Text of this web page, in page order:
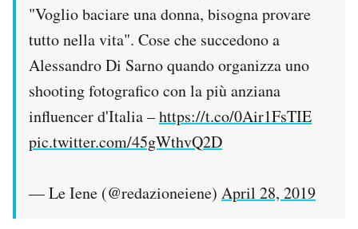
"Voglio baciare una donna, bisogna provare
tutto nella vita". Cose che succedono a
Alessandro Di Sarno quando organizza uno
shooting fotografico con la più anziana
influencer d'Italia –https://t.co/0Air1FsTIE
pic.twitter.com/45gWthvQ2D
— Le Iene (@redazioneiene) April 28, 2019